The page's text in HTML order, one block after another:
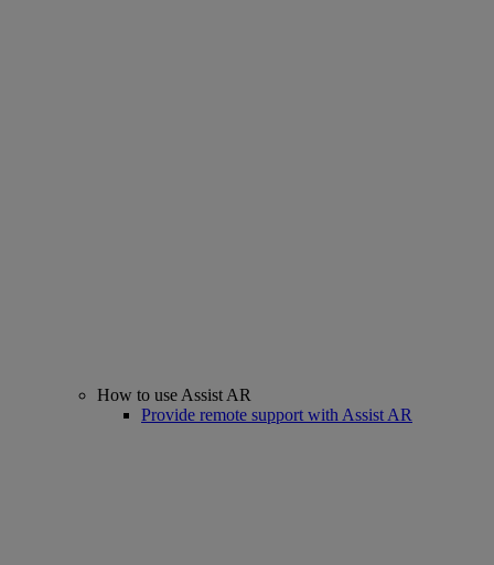
How to use Assist AR
Provide remote support with Assist AR